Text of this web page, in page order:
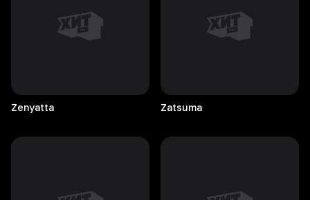
Zenyatta Zatsuma